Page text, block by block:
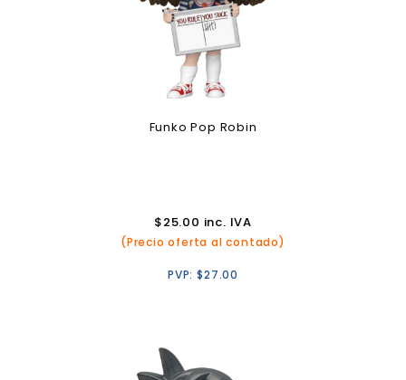
Funko Pop Robin
$25.00 inc. IVA
(Precio oferta al contado)
PVP:$27.00